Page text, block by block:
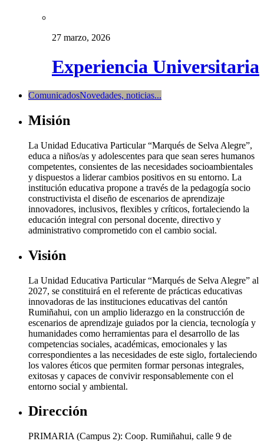
27 marzo, 2026
Experiencia Universitaria
ComunicadosNovedades, noticias...
Misión
La Unidad Educativa Particular “Marqués de Selva Alegre”,
educa a niños/as y adolescentes para que sean seres humanos
competentes, consientes de las necesidades socioambientales
y dispuestos a liderar cambios positivos en su entorno. La
institución educativa propone a través de la pedagogía socio
constructivista el diseño de escenarios de aprendizaje
innovadores, inclusivos, flexibles y críticos, fortaleciendo la
educación integral con personal docente, directivo y
administrativo comprometido con el cambio social.
Visión
La Unidad Educativa Particular “Marqués de Selva Alegre” al
2027, se constituirá en el referente de prácticas educativas
innovadoras de las instituciones educativas del cantón
Rumiñahui, con un amplio liderazgo en la construcción de
escenarios de aprendizaje guiados por la ciencia, tecnología y
humanidades como herramientas para el desarrollo de las
competencias sociales, académicas, emocionales y las
correspondientes a las necesidades de este siglo, fortaleciendo
los valores éticos que permiten formar personas integrales,
exitosas y capaces de convivir responsablemente con el
entorno social y ambiental.
Dirección
PRIMARIA (Campus 2): Coop. Rumiñahui, calle 9 de